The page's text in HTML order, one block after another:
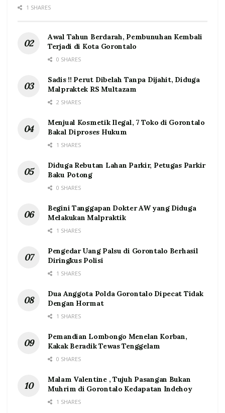
1 SHARES
Awal Tahun Berdarah, Pembunuhan Kembali
Terjadi di Kota Gorontalo
0 SHARES
Sadis !! Perut Dibelah Tanpa Dijahit, Diduga
Malpraktek RS Multazam
2 SHARES
Menjual Kosmetik Ilegal, 7 Toko di Gorontalo
Bakal Diproses Hukum
1 SHARES
Diduga Rebutan Lahan Parkir, Petugas Parkir
Baku Potong
0 SHARES
Begini Tanggapan Dokter AW yang Diduga
Melakukan Malpraktik
1 SHARES
Pengedar Uang Palsu di Gorontalo Berhasil
Diringkus Polisi
1 SHARES
Dua Anggota Polda Gorontalo Dipecat Tidak
Dengan Hormat
1 SHARES
Pemandian Lombongo Menelan Korban,
Kakak Beradik Tewas Tenggelam
0 SHARES
Malam Valentine , Tujuh Pasangan Bukan
Muhrim di Gorontalo Kedapatan Indehoy
1 SHARES